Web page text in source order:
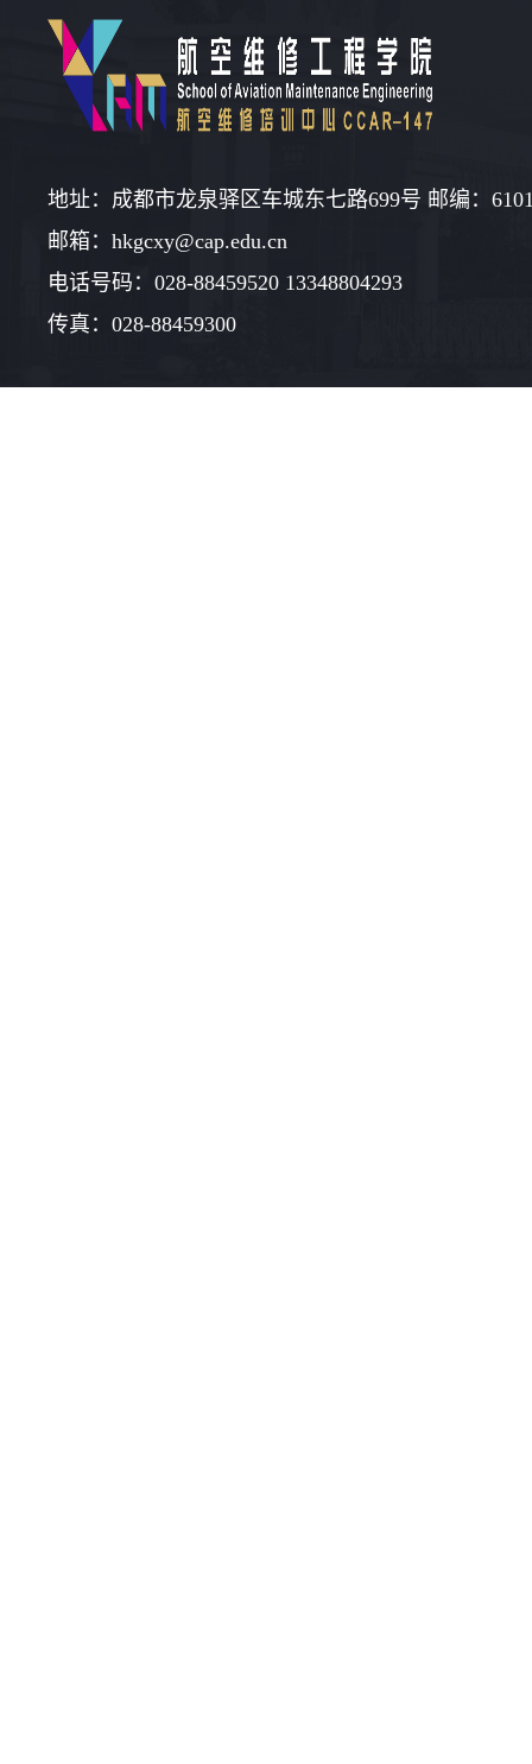
地址：成都市龙泉驿区车城东七路699号 邮编：
邮箱：hkgcxy@cap.edu.cn
电话号码：028-88459520 13348804293
传真：028-88459300